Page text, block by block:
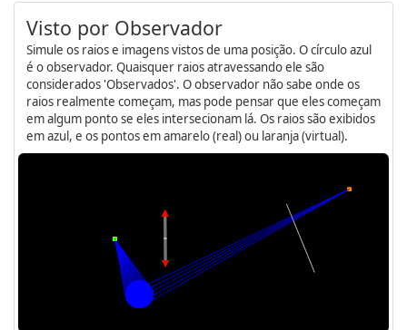
Visto por Observador
Simule os raios e imagens vistos de uma posição. O círculo azul
é o observador. Quaisquer raios atravessando ele são
considerados 'Observados'. O observador não sabe onde os
raios realmente começam, mas pode pensar que eles começam
em algum ponto se eles intersecionam lá. Os raios são exibidos
em azul, e os pontos em amarelo (real) ou laranja (virtual).